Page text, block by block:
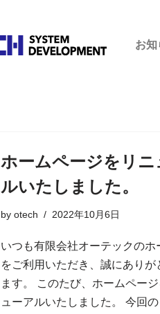
お知
ホームページをリニ
ルいたしました。
by otech 2022年10月6日
いつも有限会社オーテックのホ
をご利用いただき、誠にありが
ます。 このたび、ホームペー
ューアルいたしました。 今回